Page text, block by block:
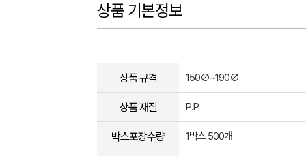
상품 기본정보
상품 규격 150∅~190∅
상품 재질 P.P
박스포장수량 1박스 500개